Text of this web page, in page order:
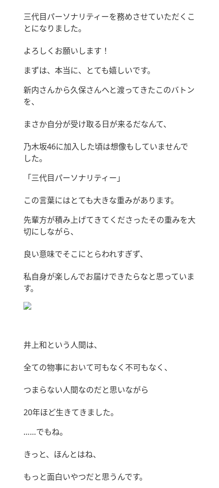
三代目パーソナリティーを務めさせていただくこ
とになりました。
よろしくお願いします！
まずは、本当に、とても嬉しいです。
新内さんから久保さんへと渡ってきたこのバトン
を、
まさか自分が受け取る日が来るだなんて、
乃木坂46に加入した頃は想像もしていませんで
した。
「三代目パーソナリティー」
この言葉にはとても大きな重みがあります。
先輩方が積み上げてきてくださったその重みを大
切にしながら、
良い意味でそこにとらわれすぎず、
私自身が楽しんでお届けできたらなと思っていま
す。
井上和という人間は、
全ての物事において可もなく不可もなく、
つまらない人間なのだと思いながら
20年ほど生きてきました。
……でもね。
きっと、ほんとはね、
もっと面白いやつだと思うんです。